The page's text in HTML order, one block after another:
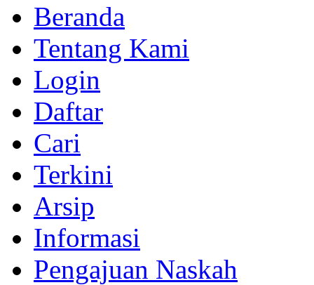
Beranda
Tentang Kami
Login
Daftar
Cari
Terkini
Arsip
Informasi
Pengajuan Naskah